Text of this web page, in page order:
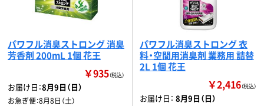
パワフル消臭ストロング 消臭
芳香剤 200mL 1個 花王
￥935（税込）
お届け日：8月9日（日）
お急ぎ便：8月8日（土）
パワフル消臭ストロング 衣
料・空間用消臭剤 業務用 詰替
2L 1個 花王
￥2,416（税込）
お届け日： 8月9日（日）